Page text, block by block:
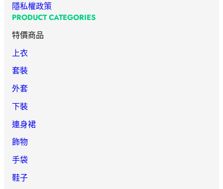
隱私權政策
PRODUCT CATEGORIES
特價商品
上衣
套裝
外套
下裝
連身裙
飾物
手袋
鞋子